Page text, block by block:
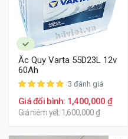
Ắc Quy Varta 55D23L 12v
60Ah
3 đánh giá
Giá đổi bình: 1,400,000 ₫
Giá niêm yết: 1,600,000 ₫